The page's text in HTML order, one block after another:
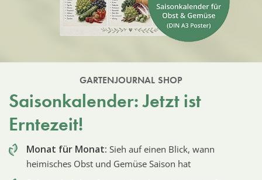
GARTENJOURNAL SHOP
Saisonkalender: Jetzt ist
Erntezeit!
Monat für Monat: Sieh auf einen Blick, wann
heimisches Obst und Gemüse Saison hat